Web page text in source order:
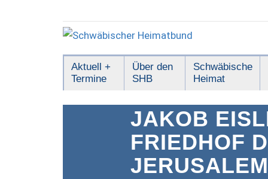
Schwäbischer
Heimatbund
Aktuell +
Termine
Über den
SHB
Schwäbische
Heimat
JAKOB
FRIEDHOF